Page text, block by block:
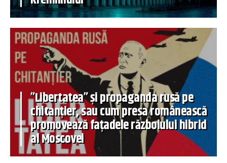
”Libertatea” și propaganda rusă pe
chitanțier, sau cum presa românească
promovează fațadele războiului hibrid
al Moscovei